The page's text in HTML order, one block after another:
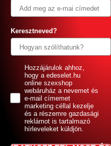
Keresztneved?
GDPRHozzájárulok ahhoz,
hogy a edeselet.hu
online szexshop
webáruház a nevemet és
e-mail címemet
marketing céllal kezelje
és a részemre gazdasági
reklámot is tartalmazó
hírleveleket küldjön.